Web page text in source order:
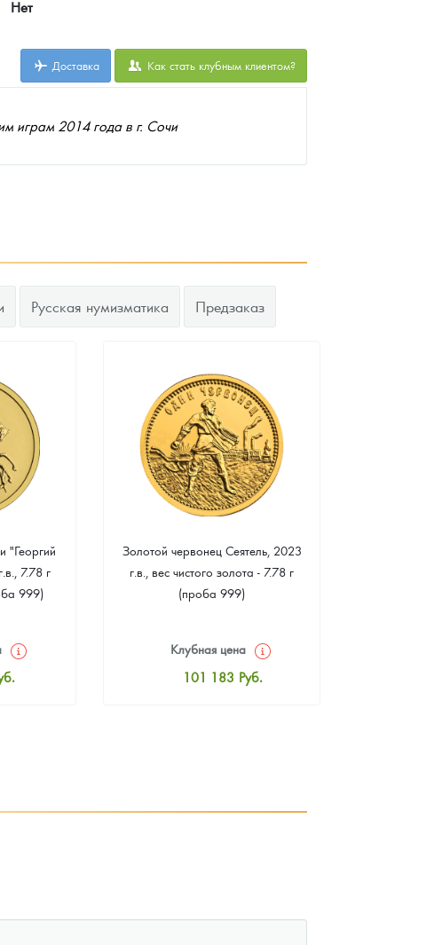
Нет
Доставка Как стать клубным клиентом?
играм 2014 года в г. Сочи
Русская нумизматика Предзаказ
"Георгий
7.78 г
999)
Золотой червонец Сеятель, 2023
г.в., вес чистого золота - 7.78 г
(проба 999)
Клубная цена
101 183 Руб.